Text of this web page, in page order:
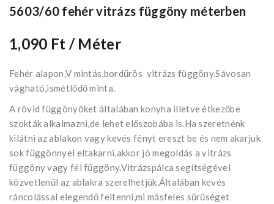
5603/60 fehér vitrázs függöny méterben
1,090 Ft / Méter
Fehér alapon,V mintás,bordűrös vitrázs függöny.Sávosan
vágható,ismétlődő minta.
A rövid függönyöket általában konyha illetve étkezőbe
szokták alkalmazni,de lehet előszobába is.Ha szeretnénk
kilátni az ablakon vagy kevés fényt ereszt be és nem akarjuk
sok függönnyel eltakarni,akkor jó megoldás a vitrázs
függöny vagy fél függöny.Vitrázspálca segítségével
közvetlenűl az ablakra szerelhetjük.Általában kevés
ráncolással elegendő feltenni,mi másfeles sűrűséget